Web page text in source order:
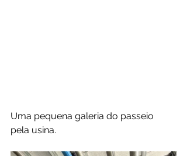
Uma pequena galeria do passeio
pela usina.